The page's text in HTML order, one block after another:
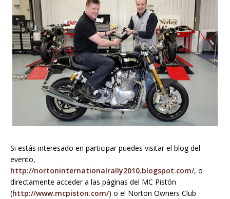
Si estás interesado en participar puedes visitar el blog del
evento,
http://nortoninternationalrally2010.blogspot.com/, o
directamente acceder a las páginas del MC Pistón
(http://www.mcpiston.com/) o el Norton Owners Club